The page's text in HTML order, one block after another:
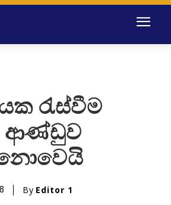
රැස්වීම
ආණ්ඩුව
By Editor 1